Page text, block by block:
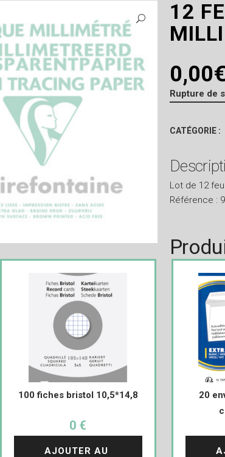
12
0,00€
Rupture de
CATÉGORIE :
Lot de 12
Référence :
100 fiches bristol 10,5*14,8
0 €
AJOUTER AU
20